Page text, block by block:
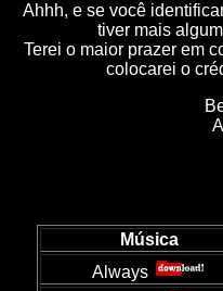
Ahhh, e se você
tiver mais
Terei o maior prazer em
colocarei o
Música
Always